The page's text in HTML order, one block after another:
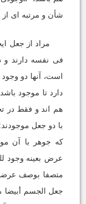
شأن و مرتبه اى از
مراد از جعل
فى نفسه دارند و
است، آنها دو
دارد تا موجود
هم اند و فقط در
با دو جعل
که جوهر با آن
عرض بعینه وجود
متصفا بوصف
جعل الجسم